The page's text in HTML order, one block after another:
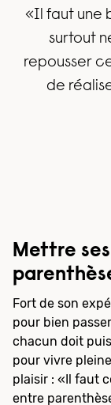
«Il faut une
surtout
repousser
de
Mettre
Fort de son
pour bien
chacun doit
pour vivre
plaisir : «Il faut
entre